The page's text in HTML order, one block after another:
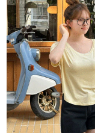
팬츠
셔츠
원피스
니트
수영복